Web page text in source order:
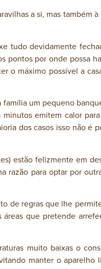
a si, mas também
tudo devidamente
pontos por onde possa
o máximo possível a
um pequeno
emitem calor
dos casos isso não é
estão felizmente em
para optar por
de regras que lhe
que pretende
muito baixas o
manter o